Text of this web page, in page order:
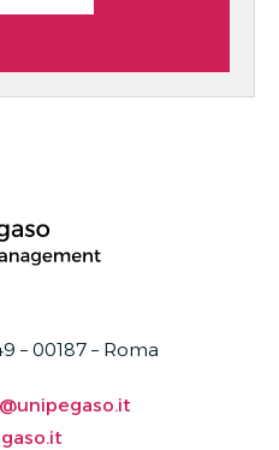
– 00187 – Roma